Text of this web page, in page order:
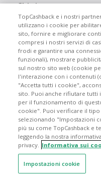
Chi siamo
Partecipa
Info legali
Siti globali UK US
TopCashback e i nostri
utilizzano i cookie per
sito, fornire e migliorare
compresi i nostri servizi di
frodi e garantire una
funzionali), mostrare
sul nostro sito web (cookie
l'interazione con i contenuti
"Accetta tutti i cookie",
sito. Puoi anche rifiutare tutti
per il funzionamento di
cookie". Puoi verificare il
selezionando "Impostazioni
più su come TopCashback e
leggendo la nostra
privacy. Informativa sui
Impostazioni cookie